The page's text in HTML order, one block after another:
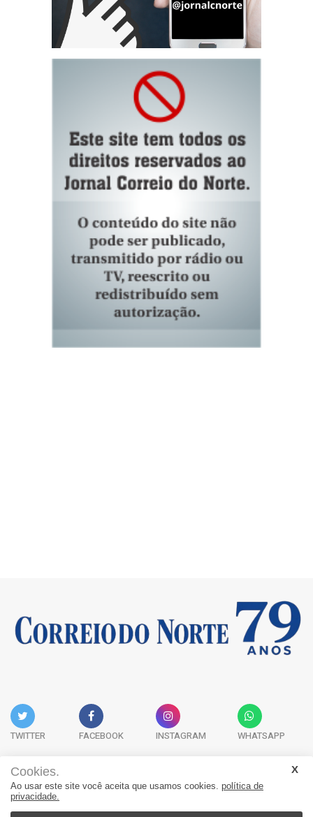
TWITTER FACEBOOK INSTAGRAM WHATSAPP
Acervo Digital Fale Conosco Quem Somos
Cookies.
Ao usar este site você aceita que usamos cookies. política de
privacidade.